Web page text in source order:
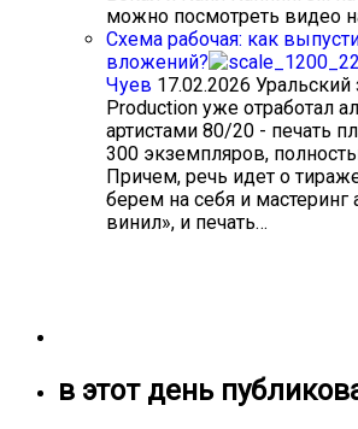
можно посмотреть видео
Схема рабочая: как
вложений?
Чуев 17.02.2026 Уральский
Production уже отработал
артистами 80/20 - печать
300 экземпляров,
Причем, речь идет о
берем на себя и мастеринг
винил», и печать…
в этот день